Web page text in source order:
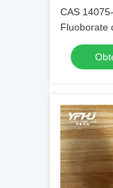
CAS
Fluoborate
les